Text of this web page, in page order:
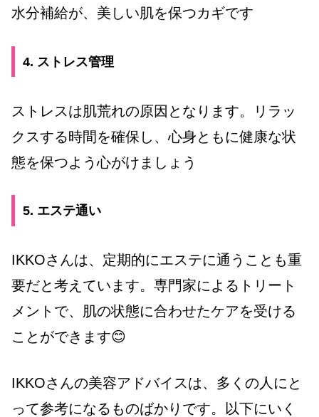
水分補給が、美しい肌を保つカギです
4. ストレス管理
ストレスは肌荒れの原因となります。リラッ
クスする時間を確保し、心身ともに健康な状
態を保つよう心がけましょう
5. エステ通い
IKKOさんは、定期的にエステに通うことも重
要だと考えています。専門家によるトリート
メントで、肌の状態に合わせたケアを受ける
ことができます😊
IKKOさんの美容アドバイスは、多くの人にと
って参考になるものばかりです。以下にいく